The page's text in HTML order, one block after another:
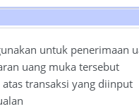
untuk penerimaan
uang muka tersebut
transaksi yang diinput